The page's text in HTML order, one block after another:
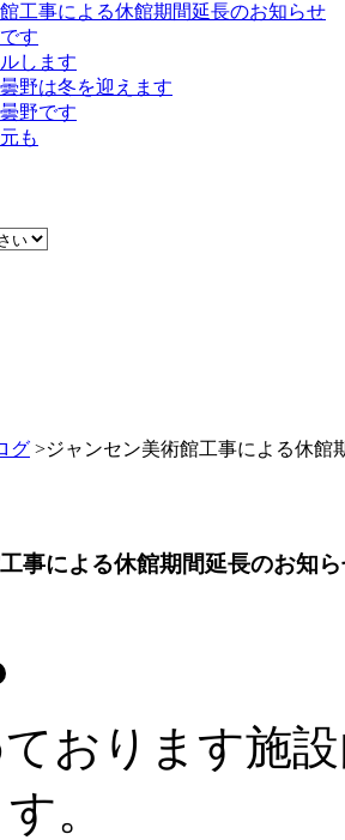
工事による休館期間延長のお知らせ
す
します
野は冬を迎えます
野です
も
グ >ジャンセン美術館工事による休館
事による休館期間延長のお知
おります施
。